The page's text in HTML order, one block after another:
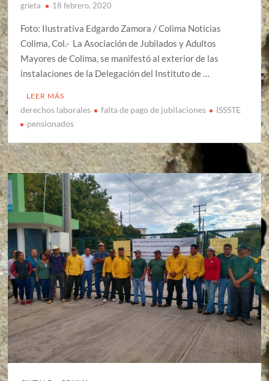
grieta 18 febrero, 2020
Foto: Ilustrativa Edgardo Zamora / Colima Noticias
Colima, Col.- La Asociación de Jubilados y Adultos
Mayores de Colima, se manifestó al exterior de las
instalaciones de la Delegación del Instituto de …
LEER MÁS
derechos laborales falta de pago de jubilaciones
ISSSTE
pensionados